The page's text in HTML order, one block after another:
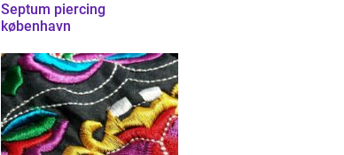
Septum piercing
københavn